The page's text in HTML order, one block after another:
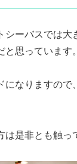
シーバスでは
思っています。
になりますの
是非とも触っ